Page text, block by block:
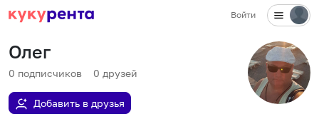
Войти
Олег
0 подписчиков 0 друзей
Добавить в друзья